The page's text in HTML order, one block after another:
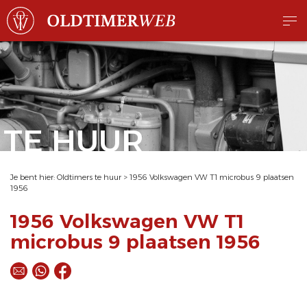
TE HUUR
Je bent hier: Oldtimers te huur > 1956 Volkswagen VW T1 microbus 9 plaatsen
1956
1956 Volkswagen VW T1
microbus 9 plaatsen 1956